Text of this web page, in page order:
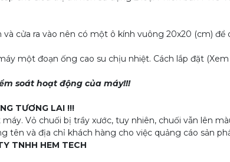
ra vào nên có một ô kính vuông 20x20 (cm) để
đoạn ống cao su chịu nhiệt. Cách lắp đặt (Xem
soát hoạt động của máy!!!
TƯƠNG LAI !!!
Vỏ chuối bị trầy xước, tuy nhiên, chuối vẫn lên
và địa chỉ khách hàng cho việc quảng cáo sản
TNHH HEM TECH